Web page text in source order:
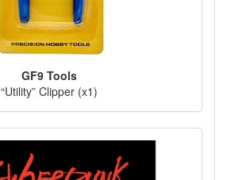
GF9 Tools
“Utility” Clipper (x1)